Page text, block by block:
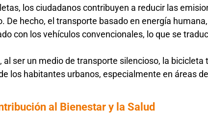
los ciudadanos contribuyen a reducir las
De hecho, el transporte basado en energía
con los vehículos convencionales, lo que se
al ser un medio de transporte silencioso, la
los habitantes urbanos, especialmente en áreas
al Bienestar y la Salud